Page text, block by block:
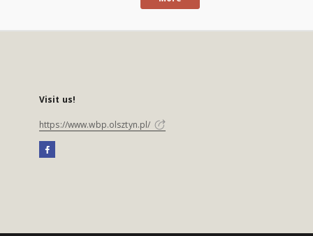
Visit us!
https://www.wbp.olsztyn.pl/